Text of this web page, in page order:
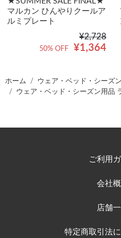
マルカン ひんやりクールア
ルミプレート
¥2,728
¥1,364
50% OFF
ホーム
ウェア・ベッド・シーズ
ウェア・ベッド・シーズン用品
ご利用
会社
店舗
特定商取引法